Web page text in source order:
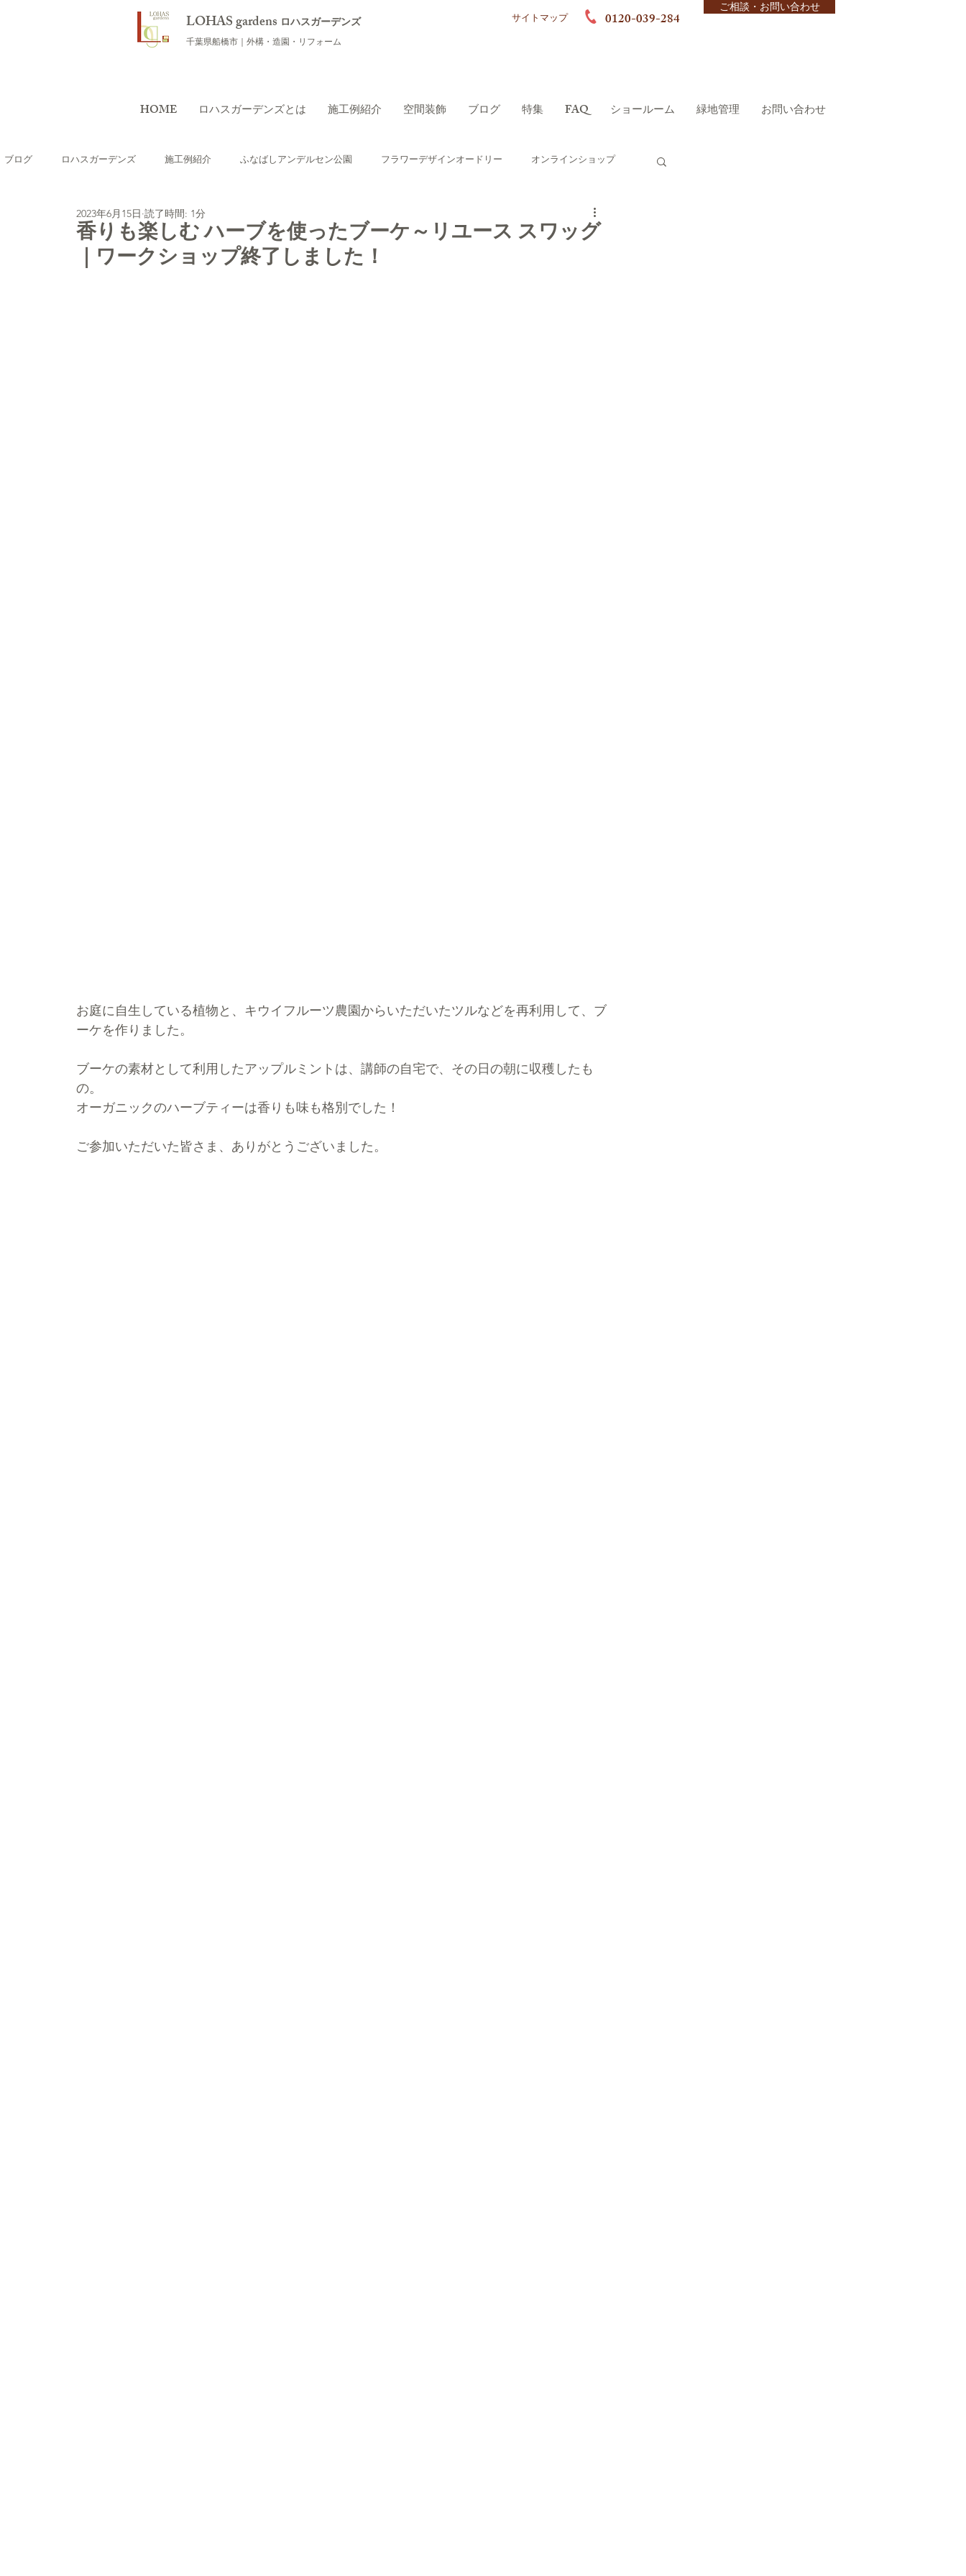
LOHAS gardens ロハスガーデンズ
千葉県船橋市｜外構・造園・リフォーム
サイトマップ 0120-039-284
ご相談・お問い合わせ
HOME ロハスガーデンズとは 施工例紹介 空間装飾 ブログ 特集 FAQ ショールーム 緑地管理 お問い合わせ
ブログ ロハスガーデンズ 施工例紹介 ふなばしアンデルセン公園 フラワーデザインオードリー オンラインショップ
おすすめの植物 ワークショップ 庭のリフォーム（リガーデン） シニアにやさしいガーデン
香りも楽しむ ハーブを使ったブーケ～リユース スワッグ
｜ワークショップ終了しました！
2023年6月15日 読了時間: 1分
お庭に自生している植物と、キウイフルーツ農園からいただいたツルなどを再利用して、ブ
ーケを作りました。
ブーケの素材として利用したアップルミントは、講師の自宅で、その日の朝に収穫したも
の。
オーガニックのハーブティーは香りも味も格別でした！
ご参加いただいた皆さま、ありがとうございました。